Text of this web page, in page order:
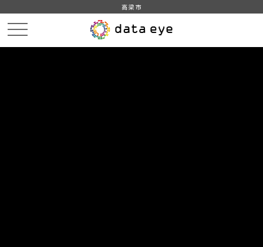
高梁市